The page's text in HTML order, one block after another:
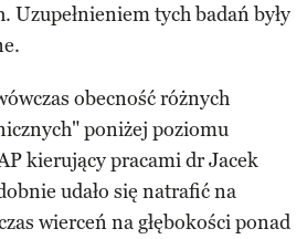
Uzupełnieniem tych badań były
obecność różnych
poniżej poziomu
kierujący pracami dr Jacek
udało się natrafić na
wierceń na głębokości ponad